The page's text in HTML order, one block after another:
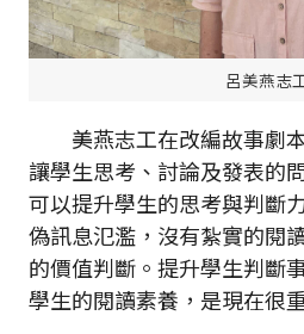
呂美燕志
美燕志工在改編故事劇
讓學生思考、討論及發表的
可以提升學生的思考與判斷
偽訊息氾濫，沒有紮實的閱
的價值判斷。提升學生判斷
學生的閱讀素養，是現在很